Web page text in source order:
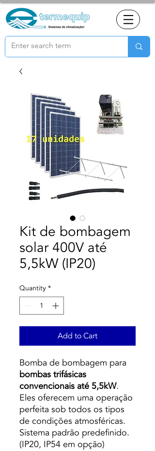
Kit de bombagem
solar 400V até
5,5kW (IP20)
Quantity *
Add to Cart
Bomba de bombagem para
bombas trifásicas
convencionais até 5,5kW.
Eles oferecem uma operação
perfeita sob todos os tipos
de condições atmosféricas.
Sistema padrão predefinido.
(IP20, IP54 em opção)